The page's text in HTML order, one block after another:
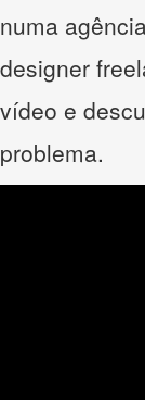
numa
designer
vídeo e
problema.